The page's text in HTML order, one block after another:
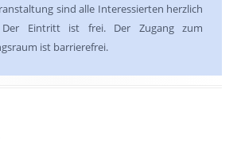
sind alle Interessierten herzlich
Der Eintritt ist frei. Der Zugang zum
ist barrierefrei.